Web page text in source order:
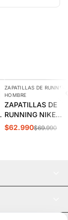
-10%
ZAPATILLAS DE
HOMBRE
ZAPATILLAS DE
RUNNING NIKE
REVOLUTION 8
$62.990$69.990